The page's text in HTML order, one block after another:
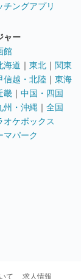
チングアプリ
ャー
館
海道 ｜ 東北 ｜ 関東
信越・北陸 ｜ 東海
畿 ｜ 中国・四国
州・沖縄 ｜ 全国
オケボックス
マパーク
て 求人情報